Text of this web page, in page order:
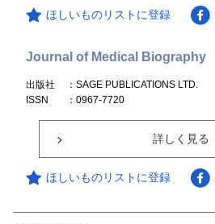
ほしいものリストに登録
Journal of Medical Biography
出版社
：SAGE PUBLICATIONS LTD.
ISSN
：0967-7720
詳しく見る
ほしいものリストに登録